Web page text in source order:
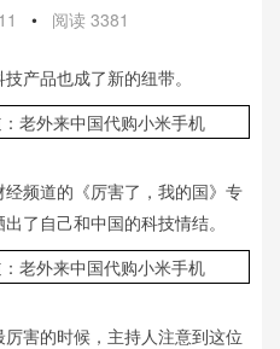
• 阅读 3381
产品也成了新的纽带。
频道的《厉害了，我的国》专
了自己和中国的科技情结。
害的时候，主持人注意到这位